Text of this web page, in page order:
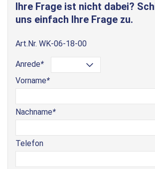
Ihre Frage ist nicht dabei?
uns einfach Ihre Frage zu.
Art.Nr. WK-06-18-00
Anrede*
Vorname*
Nachname*
Telefon